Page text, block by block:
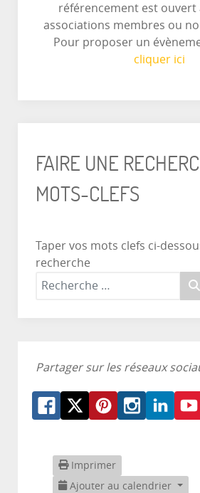
référencement est ouvert
associations membres ou
Pour proposer un
cliquer ici
FAIRE UNE
MOTS-CLEFS
Taper vos mots clefs ci-
recherche
Partager sur les réseaux
Imprimer
Ajouter au calendrier